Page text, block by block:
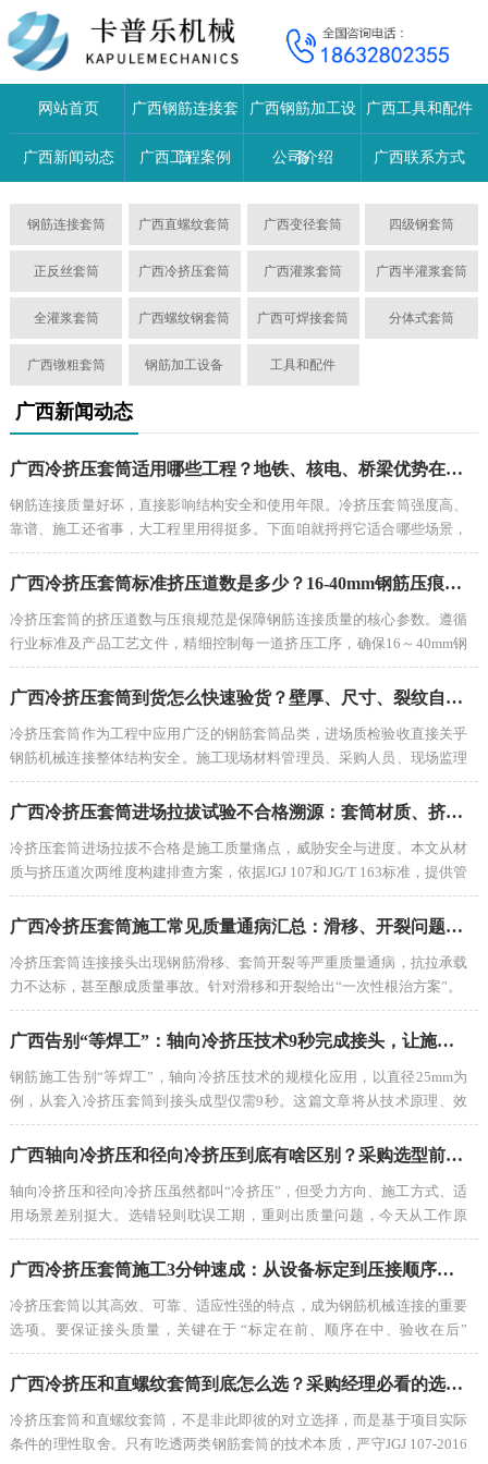
网站首页 广西钢筋连接套
筒
广西钢筋加工设
备
广西工具和配件
广西新闻动态 广西工程案例 公司介绍 广西联系方式
钢筋连接套筒 广西直螺纹套筒 广西变径套筒 四级钢套筒
正反丝套筒 广西冷挤压套筒 广西灌浆套筒 广西半灌浆套筒
全灌浆套筒 广西螺纹钢套筒 广西可焊接套筒 分体式套筒
广西镦粗套筒 钢筋加工设备 工具和配件
广西新闻动态
广西冷挤压套筒适用哪些工程？地铁、核电、桥梁优势在哪？
钢筋连接质量好坏，直接影响结构安全和使用年限。冷挤压套筒强度高、
靠谱、施工还省事，大工程里用得挺多。下面咱就捋捋它适合哪些场景，
重点说说地铁、核电、桥梁这三个地方它到底牛在哪儿。
广西冷挤压套筒标准挤压道数是多少？16-40mm钢筋压痕规范要求全解
冷挤压套筒的挤压道数与压痕规范是保障钢筋连接质量的核心参数。遵循
行业标准及产品工艺文件，精细控制每一道挤压工序，确保16～40mm钢
筋套筒连接接头安全可靠。希望本文能为工程技术人员提供参考借鉴。
广西冷挤压套筒到货怎么快速验货？壁厚、尺寸、裂纹自查方法
冷挤压套筒作为工程中应用广泛的钢筋套筒品类，进场质检验收直接关乎
钢筋机械连接整体结构安全。施工现场材料管理员、采购人员、现场监理
接收冷挤压套筒货物后，依靠简易工具就能快速完成表面裂纹、外形尺寸
校验、壁厚实测筛查三大关键验收项目。
广西冷挤压套筒进场拉拔试验不合格溯源：套筒材质、挤压道次全维度排查方案
冷挤压套筒进场拉拔不合格是施工质量痛点，威胁安全与进度。本文从材
质与挤压道次两维度构建排查方案，依据JGJ 107和JG/T 163标准，提供管
控工具，方法也适用于直螺纹套筒、钢筋套筒等产品进场检验。
广西冷挤压套筒施工常见质量通病汇总：滑移、开裂问题一次性整改方案
冷挤压套筒连接接头出现钢筋滑移、套筒开裂等严重质量通病，抗拉承载
力不达标，甚至酿成质量事故。针对滑移和开裂给出“一次性根治方案”。
广西告别“等焊工”：轴向冷挤压技术9秒完成接头，让施工进度翻倍的效率革命
钢筋施工告别“等焊工”，轴向冷挤压技术的规模化应用，以直径25mm为
例，从套入冷挤压套筒到接头成型仅需9秒。这篇文章将从技术原理、效
率对比、质量保障、施工组织优化及标准体系等维度进行系统分析。
广西轴向冷挤压和径向冷挤压到底有啥区别？采购选型前先看懂这3点
轴向冷挤压和径向冷挤压虽然都叫“冷挤压”，但受力方向、施工方式、适
用场景差别挺大。选错轻则耽误工期，重则出质量问题，今天从工作原
理、优缺点、采购怎么选三个方面，帮您彻底搞懂轴向冷挤压和径向冷挤
压的区别。
广西冷挤压套筒施工3分钟速成：从设备标定到压接顺序一次讲清
冷挤压套筒以其高效、可靠、适应性强的特点，成为钢筋机械连接的重要
选项。要保证接头质量，关键在于 “标定在前、顺序在中、验收在后”
——设备标定精准、压接顺序正确（从中部向两端）、质量验收严格，三
大环节环环相扣。
广西冷挤压和直螺纹套筒到底怎么选？采购经理必看的选型对照表！
冷挤压套筒和直螺纹套筒，不是非此即彼的对立选择，而是基于项目实际
条件的理性取舍。只有吃透两类钢筋套筒的技术本质，严守JGJ 107-2016